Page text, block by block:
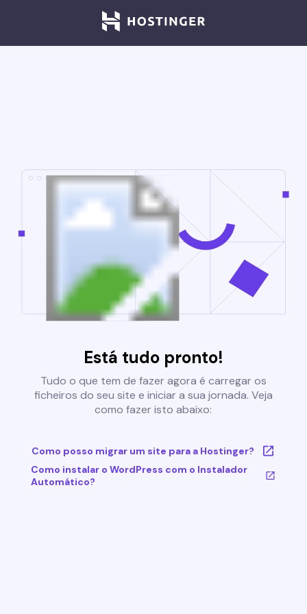
Está tudo pronto!
Tudo o que tem de fazer agora é carregar os
ficheiros do seu site e iniciar a sua jornada. Veja
como fazer isto abaixo:
Como posso migrar um site para a Hostinger?
Como instalar o WordPress com o Instalador
Automático?